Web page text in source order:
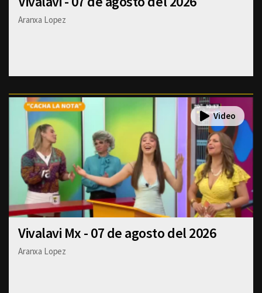
Aranxa Lopez
Vivalavi Mx - 07 de agosto del 2026
Aranxa Lopez